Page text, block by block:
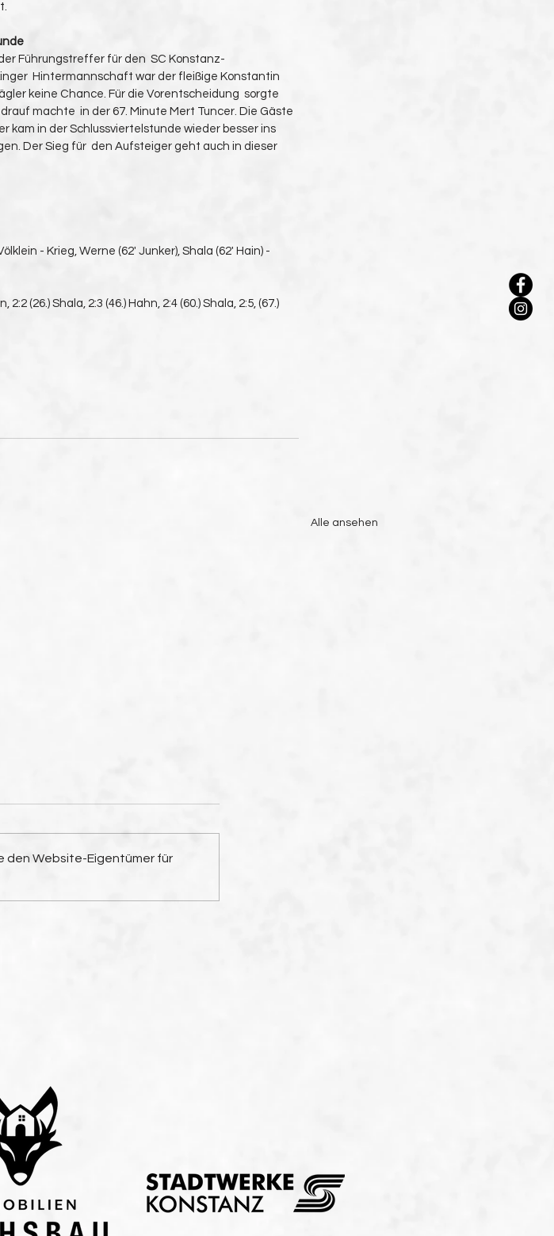
Führungstreffer für den  SC Konstanz-
Hintermannschaft war der fleißige Konstantin
keine Chance. Für die Vorentscheidung  sorgte
machte  in der 67. Minute Mert Tuncer. Die Gäste
kam in der Schlussviertelstunde wieder besser ins
Der Sieg für  den Aufsteiger geht auch in dieser
- Krieg, Werne (62' Junker), Shala (62' Hain) -
(26.) Shala, 2:3 (46.) Hahn, 2:4 (60.) Shala, 2:5, (67.)
Alle ansehen
macht den
Frichtle Camp -
den Website-Eigentümer für